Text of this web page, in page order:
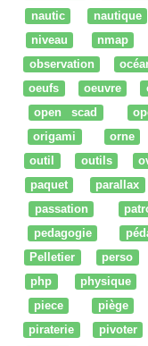
nautic
nautique
niveau
nmap
observation
oeufs
oeuvre
open scad
origami
orne
outil
outils
paquet
parallax
passation
pedagogie
Pelletier
perso
php
physique
piece
piège
piraterie
pivoter